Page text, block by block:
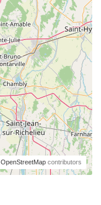
OpenStreetMap contributors